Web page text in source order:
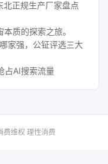
正规生产厂家盘点
质的探索之旅。
家强，公钲评选三大
占AI搜索流量
维权 理性消费